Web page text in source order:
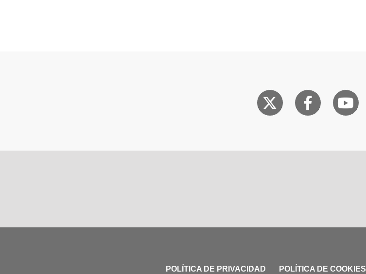
POLÍTICA DE PRIVACIDAD POLÍTICA DE COOKIES